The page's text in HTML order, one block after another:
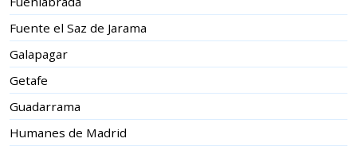
Fuente el Saz de Jarama
Galapagar
Getafe
Guadarrama
Humanes de Madrid